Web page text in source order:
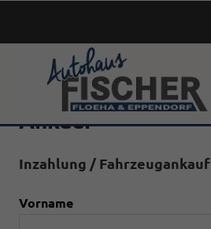
Ankauf
Inzahlung / Fahrzeugankauf
Vorname